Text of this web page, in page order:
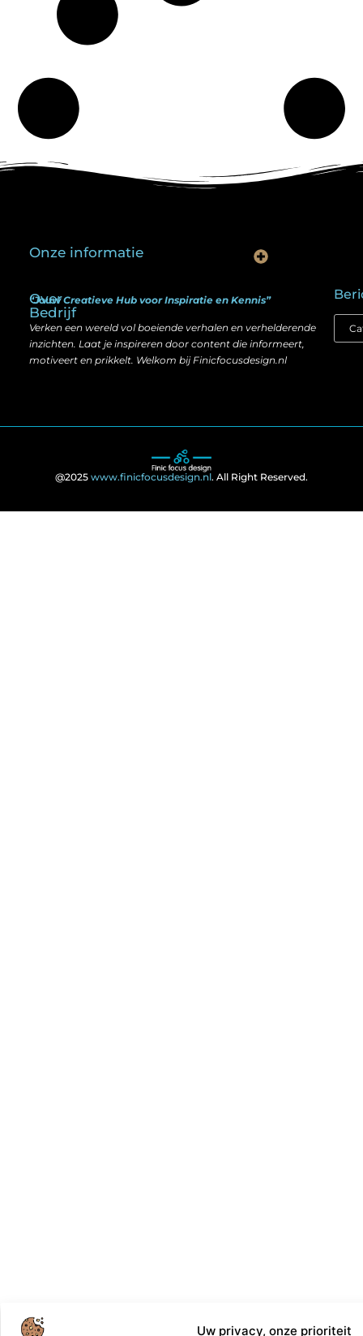
Uw privacy, onze prioriteit
Over
Bedrijf
“Jouw Creatieve Hub voor Inspiratie en Kennis”
Verken een wereld vol boeiende verhalen en verhelderende
inzichten. Laat je inspireren door content die informeert,
motiveert en prikkelt. Welkom bij Finicfocusdesign.nl
Onze informatie
@2025 www.finicfocusdesign.nl. All Right Reserved.